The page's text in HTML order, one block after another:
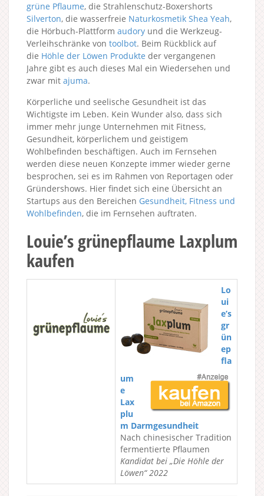
grüne Pflaume, die Strahlenschutz-Boxershorts
Silverton, die wasserfreie Naturkosmetik Shea Yeah,
die Hörbuch-Plattform audory und die Werkzeug-
Verleihschränke von toolbot. Beim Rückblick auf
die Höhle der Löwen Produkte der vergangenen
Jahre gibt es auch dieses Mal ein Wiedersehen und
zwar mit ajuma.
Körperliche und seelische Gesundheit ist das
Wichtigste im Leben. Kein Wunder also, dass sich
immer mehr junge Unternehmen mit Fitness,
Gesundheit, körperlichem und geistigem
Wohlbefinden beschäftigen. Auch im Fernsehen
werden diese neuen Konzepte immer wieder gerne
besprochen, sei es im Rahmen von Reportagen oder
Gründershows. Hier findet sich eine Übersicht an
Startups aus den Bereichen Gesundheit, Fitness und
Wohlbefinden, die im Fernsehen auftraten.
Louie’s grünepflaume Laxplum
kaufen
Lo
ui
e’s
gr
ün
ep
fla
um
e
Lax
plu
m Darmgesundheit
Nach chinesischer Tradition
fermentierte Pflaumen
Kandidat bei „Die Höhle der
Löwen“ 2022